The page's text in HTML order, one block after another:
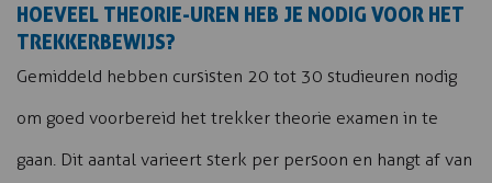
HOEVEEL THEORIE-UREN HEB JE NODIG VOOR HET
TREKKERBEWIJS?
Gemiddeld hebben cursisten 20 tot 30 studieuren nodig
om goed voorbereid het trekker theorie examen in te
gaan. Dit aantal varieert sterk per persoon en hangt af van